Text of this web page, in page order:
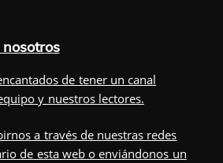
de tener un canal
y nuestros lectores.
a través de nuestras redes
de esta web o enviándonos un